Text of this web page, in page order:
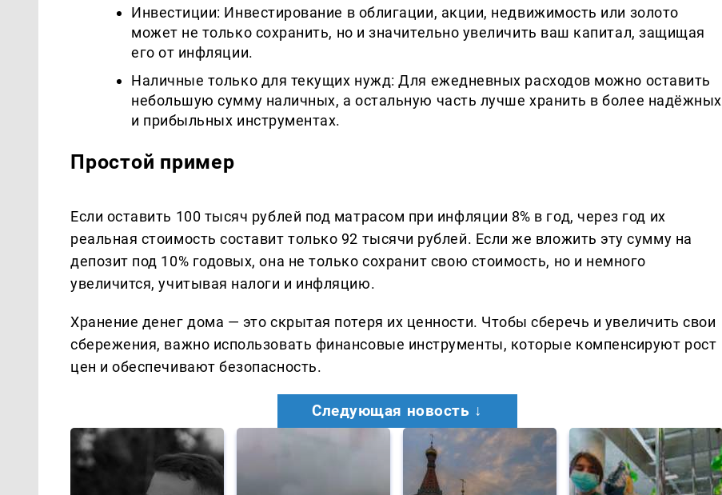
Инвестиции: Инвестирование в облигации, акции, недвижимость или золото
может не только сохранить, но и значительно увеличить ваш капитал, защищая
его от инфляции.
Наличные только для текущих нужд: Для ежедневных расходов можно оставить
небольшую сумму наличных, а остальную часть лучше хранить в более надёжных
и прибыльных инструментах.
Простой пример
Если оставить 100 тысяч рублей под матрасом при инфляции 8% в год, через год их
реальная стоимость составит только 92 тысячи рублей. Если же вложить эту сумму на
депозит под 10% годовых, она не только сохранит свою стоимость, но и немного
увеличится, учитывая налоги и инфляцию.
Хранение денег дома — это скрытая потеря их ценности. Чтобы сберечь и увеличить свои
сбережения, важно использовать финансовые инструменты, которые компенсируют рост
цен и обеспечивают безопасность.
Следующая новость ↓